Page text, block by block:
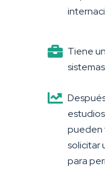
Tiene
pueden
solicitar
para